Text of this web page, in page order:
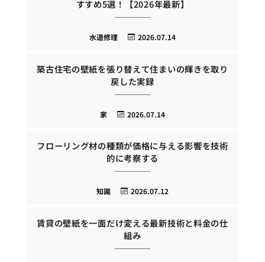
すすめ5選！【2026年最新】
2026.07.14
水道修理
築古住宅の壁紙を張り替えて住まいの輝きを取り
戻した実録
2026.07.14
家
フローリング材の種類が価格に与える影響を技術
的に考察する
2026.07.12
知識
賃貸の壁紙を一面だけ変える最新技術と料金の仕
組み